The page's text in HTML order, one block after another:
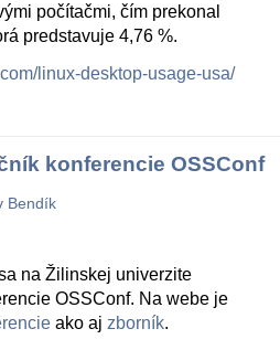
počítačmi, čím prekonal
predstavuje 4,76 %.
linux-desktop-usage-usa/
konferencie OSSConf
Bendík
na Žilinskej univerzite
OSSConf. Na webe je
ako aj zborník.